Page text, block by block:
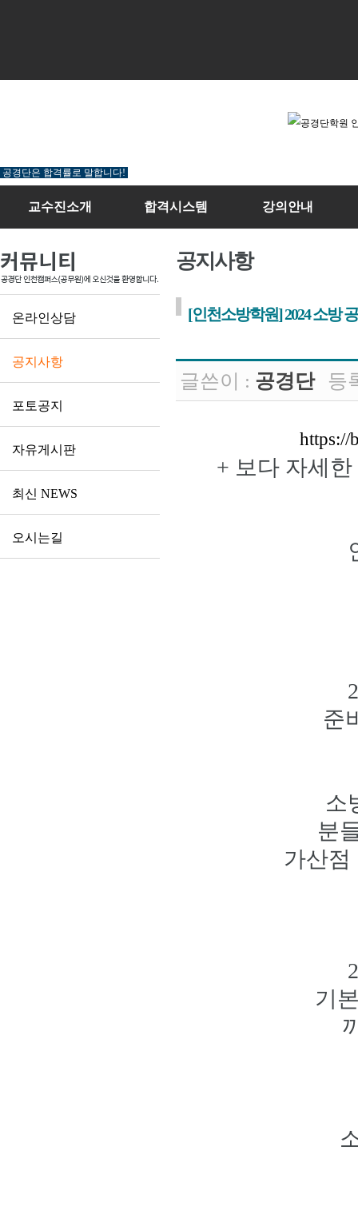
공경단은 합격률로 말합니다!
교수진소개 합격시스템 강의안내
온라인상담
공지사항
포토공지
자유게시판
최신 NEWS
오시는길
공지사항
[인천소방학원] 2024 소방
글쓴이 : 공경단 등
https://
+ 보다 자세
준
소
분
가산점
기